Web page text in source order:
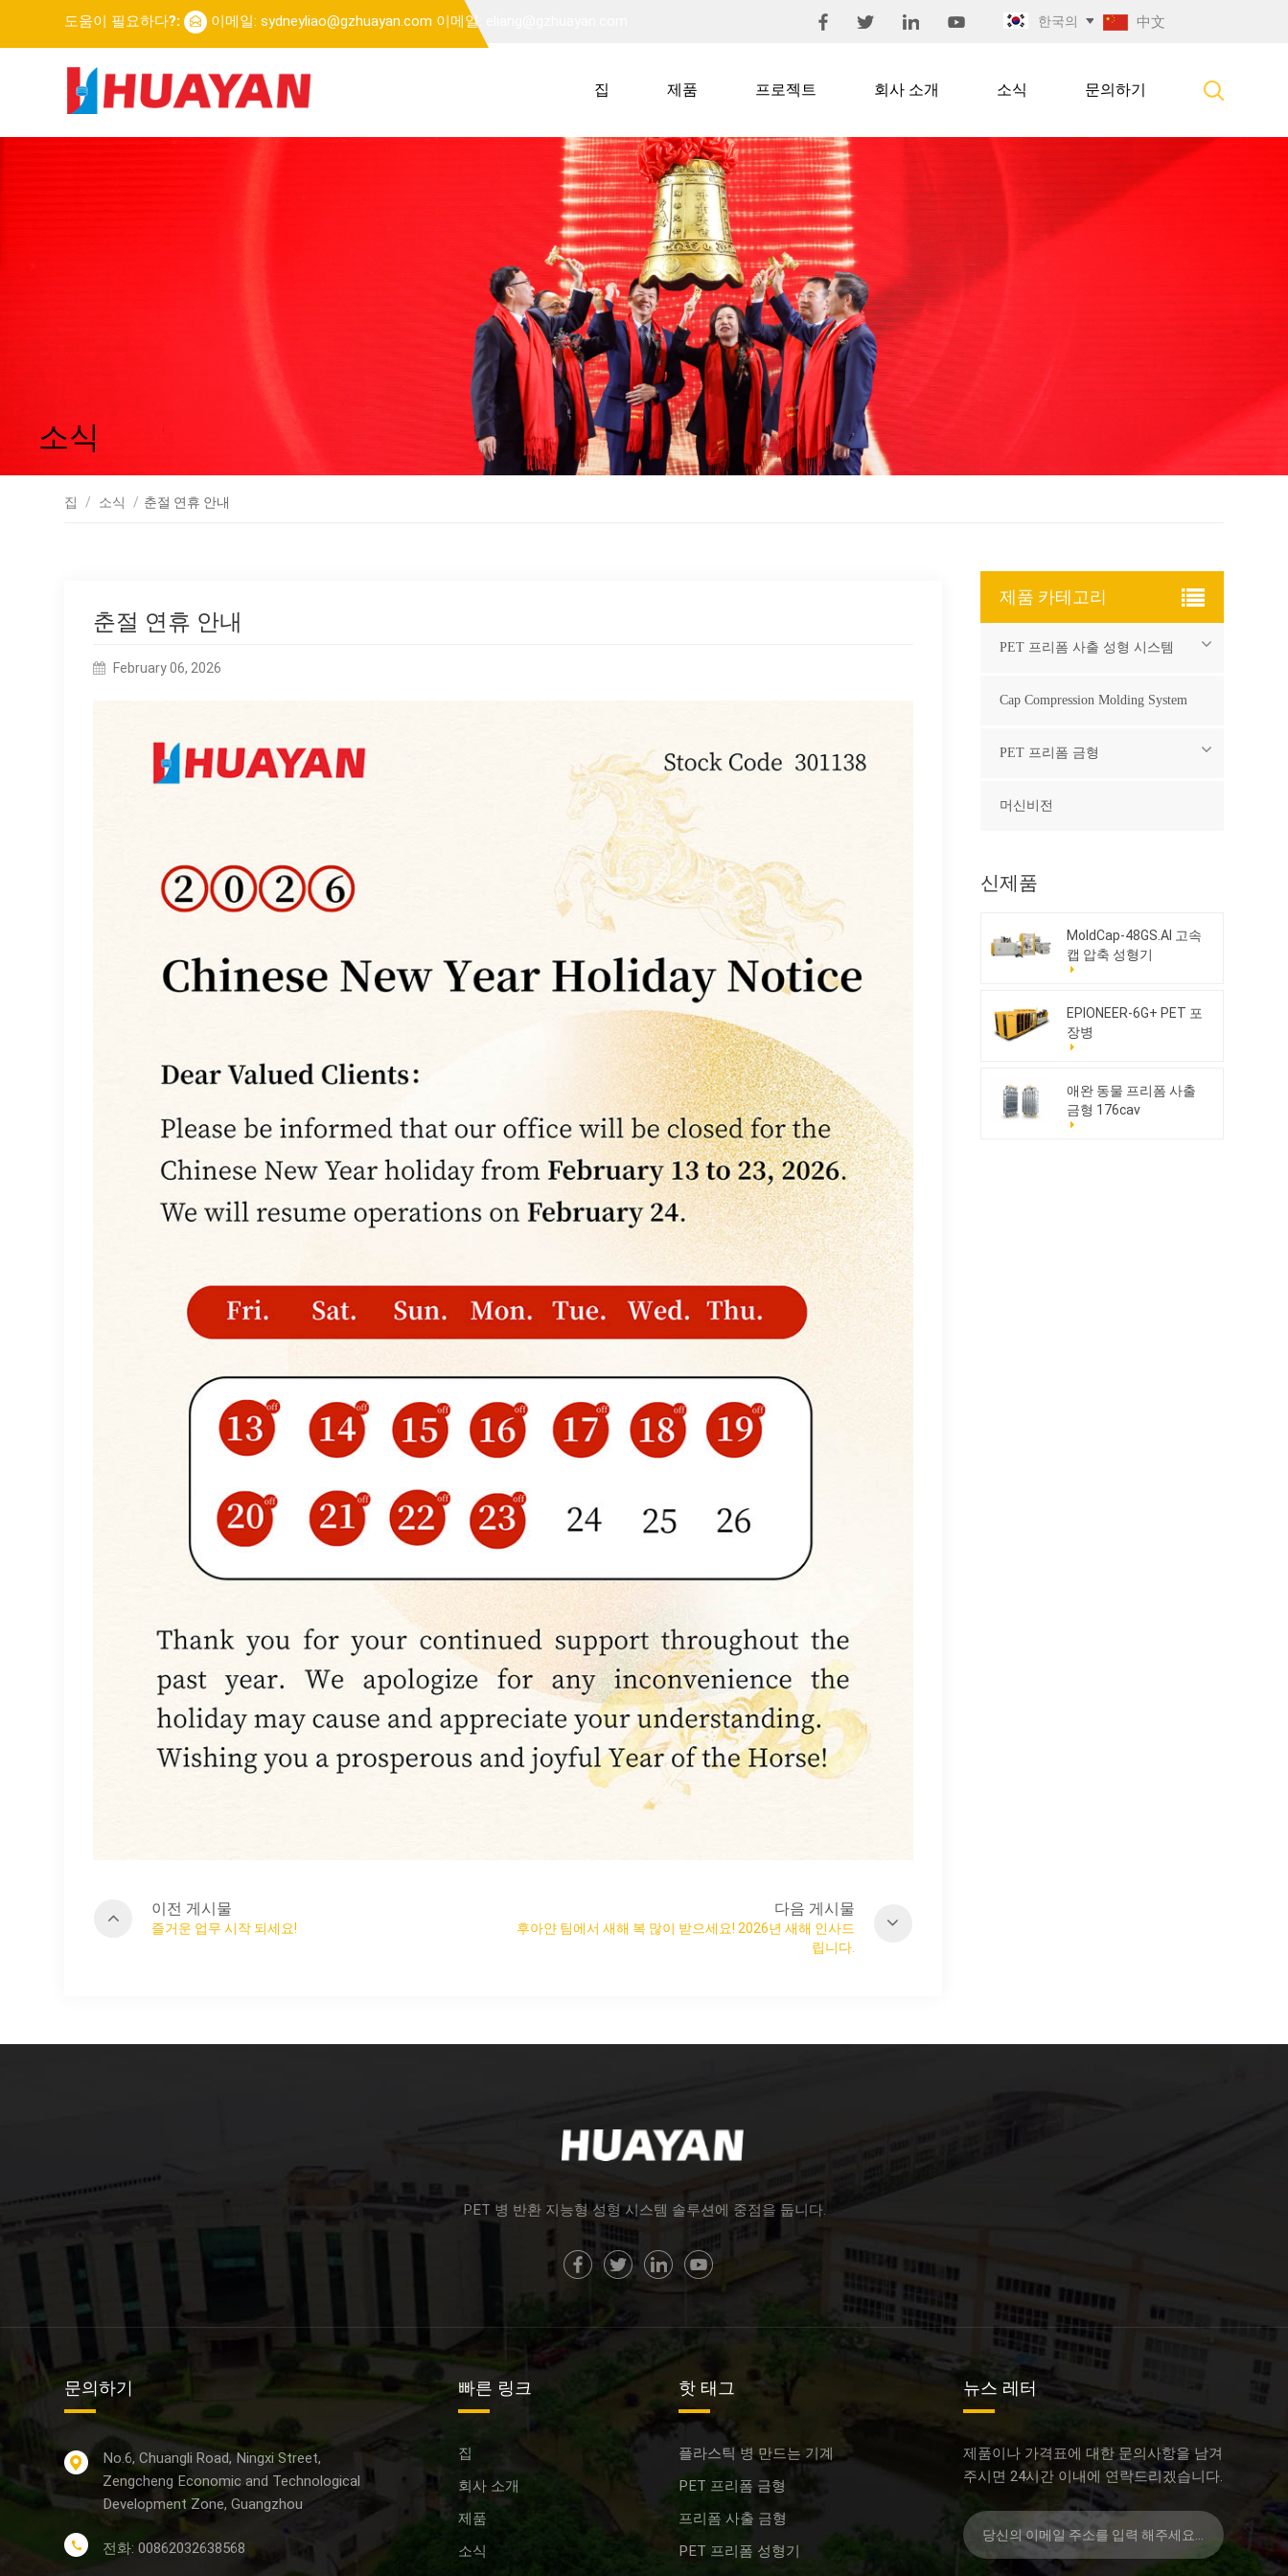
도움이 필요하다?: 이메일: sydneyliao@gzhuayan.com 이메일: eliang@gzhuayan.com 한국의 中文
집 제품 프로젝트 회사 소개 소식 문의하기
소식
집 / 소식 / 춘절 연휴 안내
춘절 연휴 안내
February 06, 2026
이전 게시물
즐거운 업무 시작 되세요!
다음 게시물
후아얀 팀에서 새해 복 많이 받으세요! 2026년 새해 인사드
립니다.
제품 카테고리
PET 프리폼 사출 성형 시스템
Cap Compression Molding System
PET 프리폼 금형
머신비전
신제품
MoldCap-48GS.AI 고속
캡 압축 성형기
EPIONEER-6G+ PET 포
장병
애완 동물 프리폼 사출
금형 176cav
PET 병 반환 지능형 성형 시스템 솔루션에 중점을 둡니다.
문의하기
No.6, Chuangli Road, Ningxi Street,
Zengcheng Economic and Technological
Development Zone, Guangzhou
전화: 00862032638568
빠른 링크
집
회사 소개
제품
소식
핫 태그
플라스틱 병 만드는 기계
PET 프리폼 금형
프리폼 사출 금형
PET 프리폼 성형기
뉴스 레터
제품이나 가격표에 대한 문의사항을 남겨
주시면 24시간 이내에 연락드리겠습니다.